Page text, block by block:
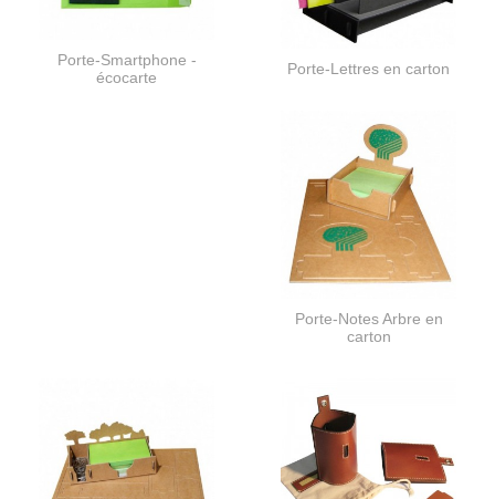
Porte-Smartphone -
écocarte
Porte-Lettres en carton
Porte-Notes Arbre en
carton